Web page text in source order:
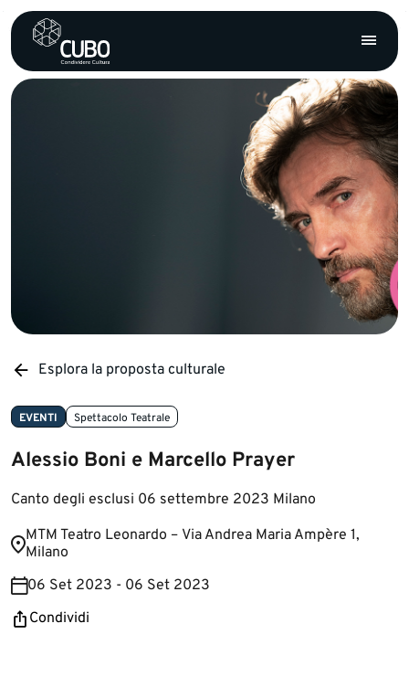
Esplora la proposta culturale
EVENTI Spettacolo Teatrale
Alessio Boni e Marcello Prayer
Canto degli esclusi 06 settembre 2023 Milano
​​​​​MTM Teatro Leonardo – Via Andrea Maria Ampère 1,
Milano
06 Set 2023 - 06 Set 2023
Condividi